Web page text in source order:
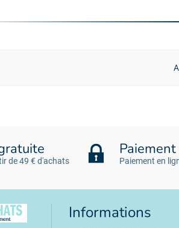
de 49 € d'achats Paiement en
Informations